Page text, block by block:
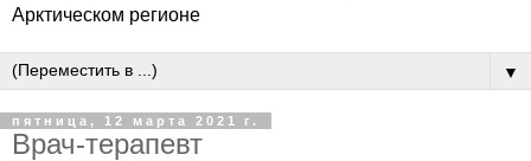
Арктическом регионе
▼
пятница, 12 марта 2021 г.
Врач-терапевт